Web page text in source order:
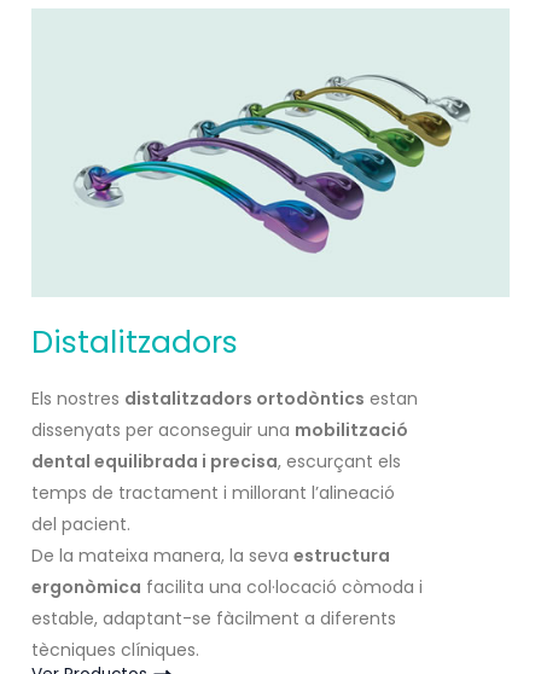
Distalitzadors
Els nostres distalitzadors ortodòntics estan
dissenyats per aconseguir una mobilització
dental equilibrada i precisa, escurçant els
temps de tractament i millorant l’alineació
del pacient.
De la mateixa manera, la sevaestructura
ergonòmica facilita una col·locació còmoda i
estable, adaptant-se fàcilment a diferents
tècniques clíniques.